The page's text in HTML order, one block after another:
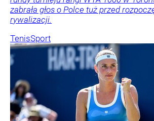
zabrała głos o Polce tuż przed
rywalizacji.
TenisSport